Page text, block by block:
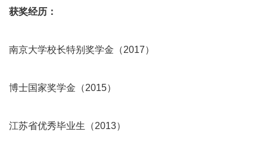
获奖经历：
南京大学校长特别奖学金（2017）
博士国家奖学金（2015）
江苏省优秀毕业生（2013）